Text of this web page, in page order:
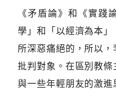
《矛盾論》和《實踐
學」和「以經濟為本
所深惡痛絕的，所以
批判對象。在區別教
與一些年輕朋友的激